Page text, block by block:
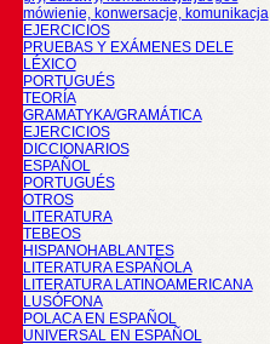
mówienie, konwersacje, komunikacja
EJERCICIOS
PRUEBAS Y EXÁMENES DELE
LÉXICO
PORTUGUÉS
TEORÍA
GRAMATYKA/GRAMÁTICA
EJERCICIOS
DICCIONARIOS
ESPAÑOL
PORTUGUÉS
OTROS
LITERATURA
TEBEOS
HISPANOHABLANTES
LITERATURA ESPAÑOLA
LITERATURA LATINOAMERICANA
LUSÓFONA
POLACA EN ESPAÑOL
UNIVERSAL EN ESPAÑOL